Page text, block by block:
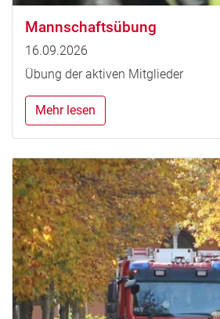
Mannschaftsübung
16.09.2026
Übung der aktiven Mitglieder
Mehr lesen